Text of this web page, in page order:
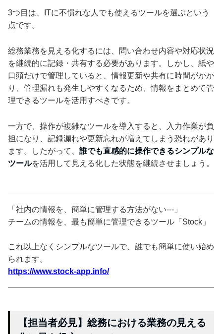
3つ目は、ITに不慣れな人でも使えるツールを選ぶという
点です。
総務業務を見える化するには、問い合わせ内容や対応状況
を継続的に記録・共有する必要があります。しかし、紙や
口頭だけで管理していると、情報更新や共有に時間がかか
り、管理漏れも発生しやすくなるため、情報をまとめて管
理できるツールを活用すべきです。
一方で、操作が複雑なツールを導入すると、入力作業が負
担になり、記録漏れや更新忘れが増えてしまう恐れがあり
ます。したがって、 誰でも直感的に操作できるシンプルな
ツールを活用して見える化した状態を継続させましょう。
「社内の情報を、簡単に管理する方法がない---」
チームの情報を、最も簡単に管理できるツール「Stock」
これ以上なくシンプルなツールで、誰でも簡単に使い始め
られます。
https://www.stock-app.info/
【担当者必見】総務における業務の見える